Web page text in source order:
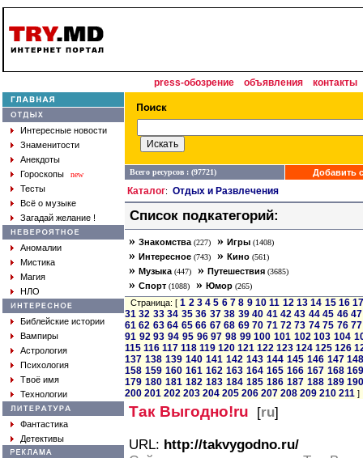
press-обозрение объявления контакты
Интересные новости
Знаменитости
Анекдоты
Гороскопы
new
Тесты
Всё о музыке
Загадай желание !
Аномалии
Мистика
Магия
НЛО
Библейские истории
Вампиры
Астрология
Психология
Твоё имя
Технологии
Фантастика
Детективы
Всего ресурсов : (97721) Добавить
Каталог: Отдых и Развлечения
Список подкатегорий:
» Знакомства (227) » Игры (1408)
» Интересное (743) » Кино (561)
» Музыка (447) » Путешествия (3685)
» Спорт (1088) » Юмор (265)
Страница: [1 2 3 4 5 6 7 8 9 10 11 12 13 14 15 16
31 32 33 34 35 36 37 38 39 40 41 42 43 44 45 46 47
61 62 63 64 65 66 67 68 69 70 71 72 73 74 75 76 77
91 92 93 94 95 96 97 98 99 100 101 102 103 104
115 116 117 118 119 120 121 122 123 124 125 126
137 138 139 140 141 142 143 144 145 146 147
158 159 160 161 162 163 164 165 166 167 168
179 180 181 182 183 184 185 186 187 188 189
200 201 202 203 204 205 206 207 208 209 210 211 ]
Так Выгодно!ru [ru]
URL: http://takvygodno.ru/